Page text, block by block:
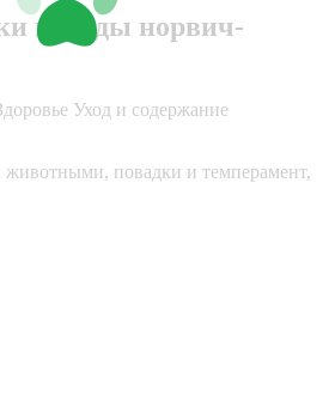
породы норвич-
Уход и содержание
повадки и темперамент,